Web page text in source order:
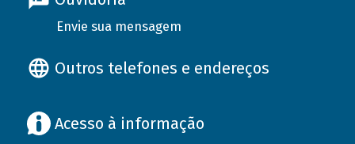
Envie sua mensagem
Outros telefones e endereços
Acesso à informação